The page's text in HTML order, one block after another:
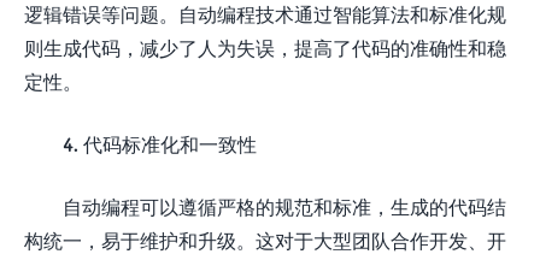
逻辑错误等问题。自动编程技术通过智能算法和标准化规
则生成代码，减少了人为失误，提高了代码的准确性和稳
定性。
4. 代码标准化和一致性
自动编程可以遵循严格的规范和标准，生成的代码结
构统一，易于维护和升级。这对于大型团队合作开发、开